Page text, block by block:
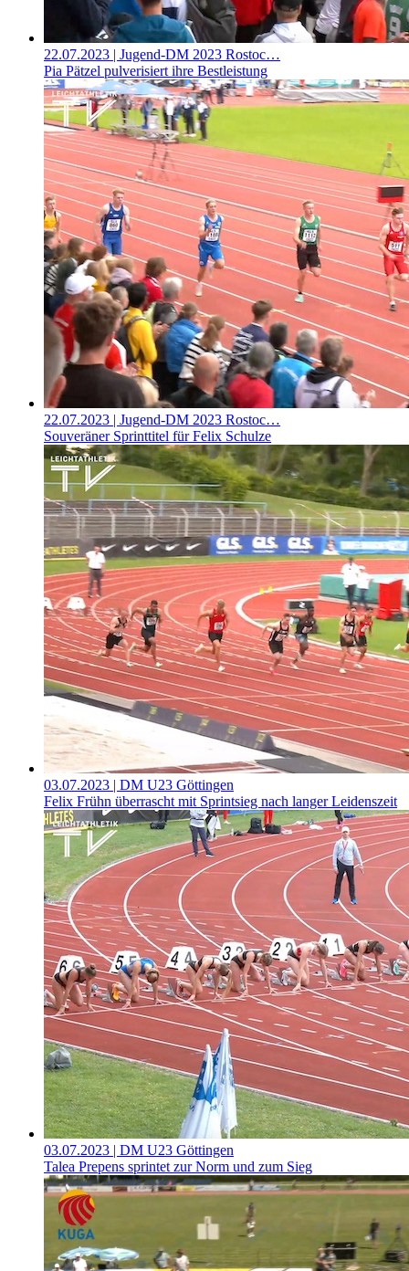
22.07.2023 | Jugend-DM 2023 Rostoc…
Pia Pätzel pulverisiert ihre Bestleistung
22.07.2023 | Jugend-DM 2023 Rostoc…
Souveräner Sprinttitel für Felix Schulze
03.07.2023 | DM U23 Göttingen
Felix Frühn überrascht mit Sprintsieg nach langer Leidenszeit
03.07.2023 | DM U23 Göttingen
Talea Prepens sprintet zur Norm und zum Sieg